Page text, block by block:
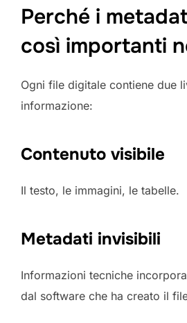
Perché i
così importanti
Ogni file digitale contiene due
informazione:
Contenuto visibile
Il testo, le immagini, le tabelle.
Metadati invisibili
Informazioni tecniche
dal software che ha creato il